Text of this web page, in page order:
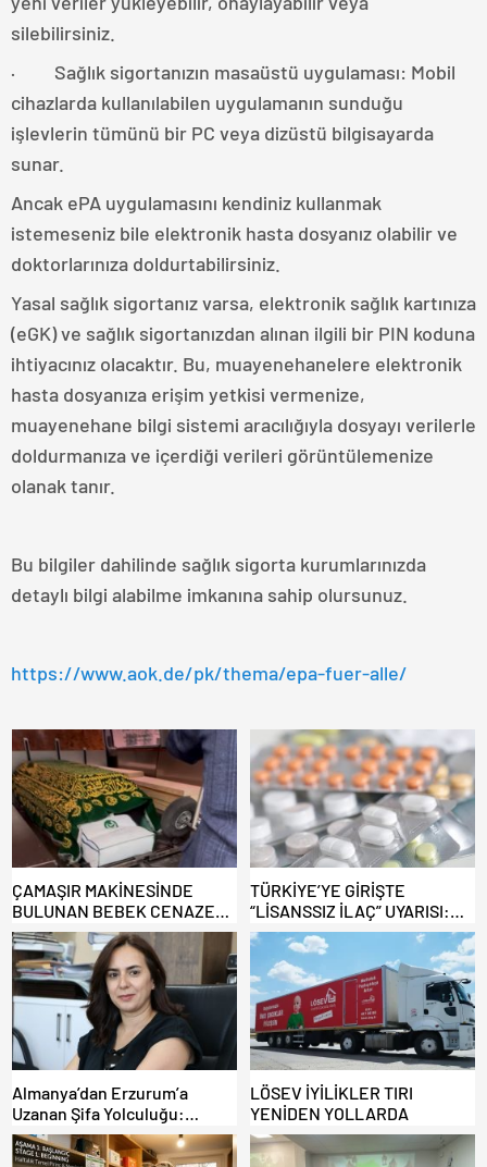
silebilirsiniz.
· Sağlık sigortanızın masaüstü uygulaması: Mobil
cihazlarda kullanılabilen uygulamanın sunduğu
işlevlerin tümünü bir PC veya dizüstü bilgisayarda
sunar.
Ancak ePA uygulamasını kendiniz kullanmak
istemeseniz bile elektronik hasta dosyanız olabilir ve
doktorlarınıza doldurtabilirsiniz.
Yasal sağlık sigortanız varsa, elektronik sağlık kartınıza
(eGK) ve sağlık sigortanızdan alınan ilgili bir PIN koduna
ihtiyacınız olacaktır. Bu, muayenehanelere elektronik
hasta dosyanıza erişim yetkisi vermenize,
muayenehane bilgi sistemi aracılığıyla dosyayı verilerle
doldurmanıza ve içerdiği verileri görüntülemenize
olanak tanır.
Bu bilgiler dahilinde sağlık sigorta kurumlarınızda
detaylı bilgi alabilme imkanına sahip olursunuz.
https://www.aok.de/pk/thema/epa-fuer-alle/
ÇAMAŞIR MAKİNESİNDE
BULUNAN BEBEK CENAZESİ
ŞOK ETTİ
TÜRKİYE’YE GİRİŞTE
“LİSANSSIZ İLAÇ” UYARISI:
GÜMRÜKTE EL KONULUYOR!
Almanya’dan Erzurum’a
Uzanan Şifa Yolculuğu:
Hastalığına Türkiye’de Çözüm
Buldu.
LÖSEV İYİLİKLER TIRI
YENİDEN YOLLARDA